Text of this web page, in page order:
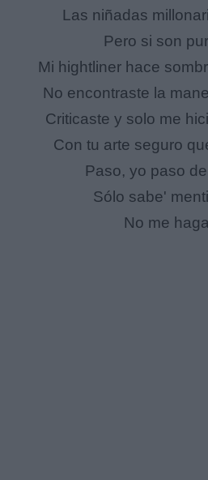
Las niñadas
Pero si son
Mi hightliner hace
No encontraste la
Criticaste y solo me
Con tu arte seguro
Paso, yo paso
Sólo sabe'
No me